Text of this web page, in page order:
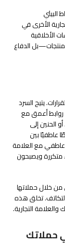
البيئي
الأخرى في
الأخلاقية
الدفاع
يتيح السرد
روابط أعمق مع
الحنين إلى
عاطفيًا بين
عاطفي مع العلامة
متكررة ويصبحون
خلال حملاتها
تخلق هذه
التجارية.
حملاتك